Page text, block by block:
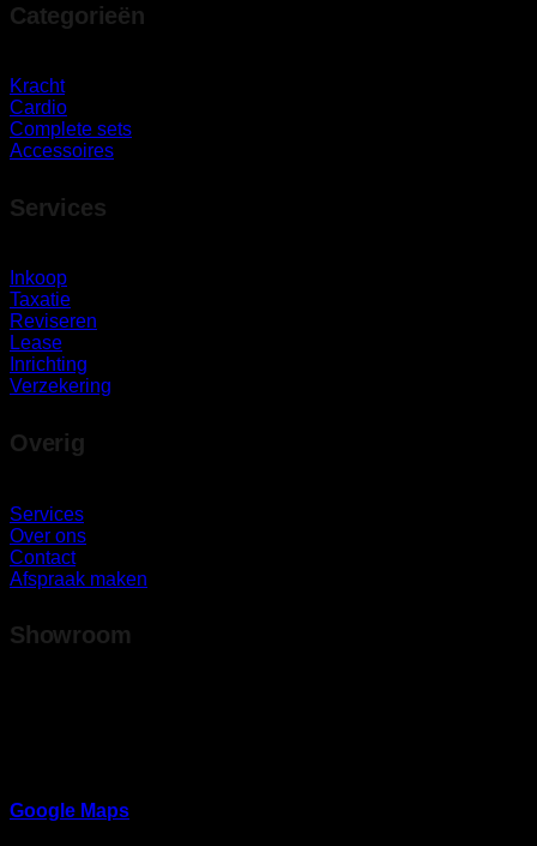
Categorieën
Kracht
Cardio
Complete sets
Accessoires
Services
Inkoop
Taxatie
Reviseren
Lease
Inrichting
Verzekering
Overig
Services
Over ons
Contact
Afspraak maken
Showroom
Google Maps